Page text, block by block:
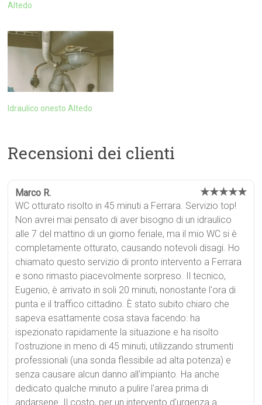
Altedo
Idraulico onesto Altedo
Recensioni dei clienti
Marco R. ★★★★★
WC otturato risolto in 45 minuti a Ferrara. Servizio top!
Non avrei mai pensato di aver bisogno di un idraulico
alle 7 del mattino di un giorno feriale, ma il mio WC si è
completamente otturato, causando notevoli disagi. Ho
chiamato questo servizio di pronto intervento a Ferrara
e sono rimasto piacevolmente sorpreso. Il tecnico,
Eugenio, è arrivato in soli 20 minuti, nonostante l'ora di
punta e il traffico cittadino. È stato subito chiaro che
sapeva esattamente cosa stava facendo: ha
ispezionato rapidamente la situazione e ha risolto
l'ostruzione in meno di 45 minuti, utilizzando strumenti
professionali (una sonda flessibile ad alta potenza) e
senza causare alcun danno all'impianto. Ha anche
dedicato qualche minuto a pulire l'area prima di
andarsene. Il costo, per un intervento d'urgenza a